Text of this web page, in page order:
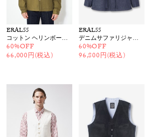
ERAL55
コットン ヘリンボーンシャツジャケット
60%OFF
66,000円(税込)
ERAL55
デニムサファリジャケット
60%OFF
96,800円(税込)